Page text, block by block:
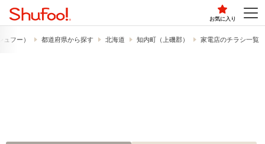
お気に入り
フー） 都道府県から探す 北海道 知内町（上磯郡） 家電店のチラシ一覧